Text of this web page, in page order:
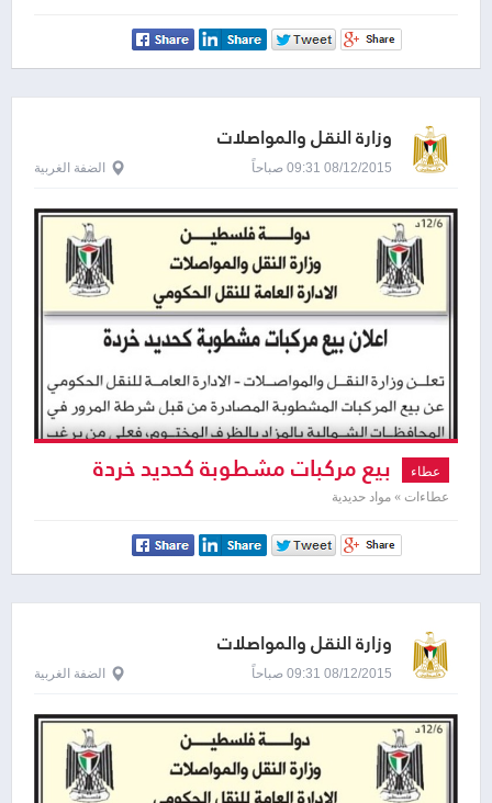
وزارة النقل والمواصلات
08/12/2015 09:31 صباحاً الضفة الغربية
عطاء بيع مركبات مشطوبة كحديد خردة
عطاءات » مواد حديدية
وزارة النقل والمواصلات
08/12/2015 09:31 صباحاً الضفة الغربية